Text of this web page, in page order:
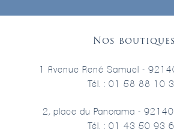
Nos boutiques
1 Avenue René Samuel -
Tél. : 01 58 88 10
2, place du Panorama - 92140
Tél. : 01 43 50 93